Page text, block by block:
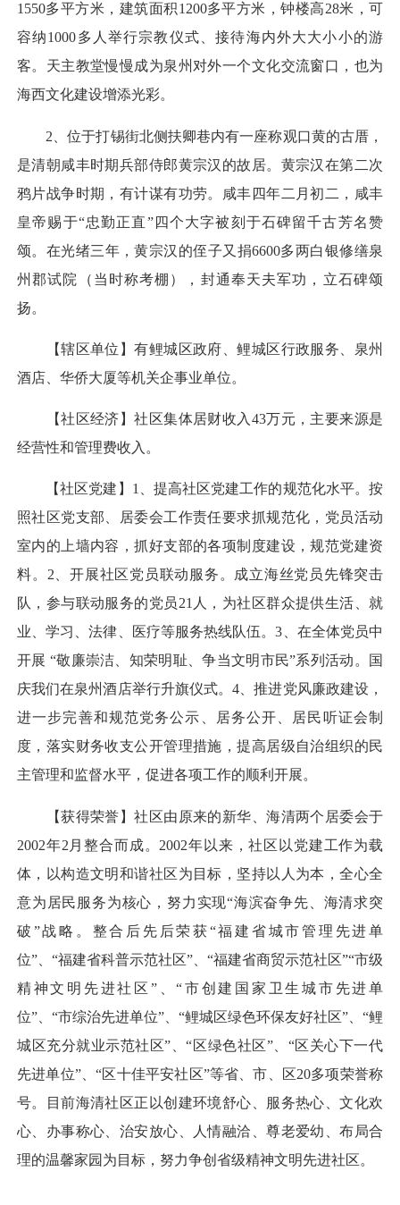
1550多平方米，建筑面积1200多平方米，钟楼高28米，可
容纳1000多人举行宗教仪式、接待海内外大大小小的游
客。天主教堂慢慢成为泉州对外一个文化交流窗口，也为
海西文化建设增添光彩。
2、位于打锡街北侧扶卿巷内有一座称观口黄的古厝，
是清朝咸丰时期兵部侍郎黄宗汉的故居。黄宗汉在第二次
鸦片战争时期，有计谋有功劳。咸丰四年二月初二，咸丰
皇帝赐于“忠勤正直”四个大字被刻于石碑留千古芳名赞
颂。在光绪三年，黄宗汉的侄子又捐6600多两白银修缮泉
州郡试院（当时称考棚），封通奉天夫军功，立石碑颂
扬。
【辖区单位】有鲤城区政府、鲤城区行政服务、泉州
酒店、华侨大厦等机关企事业单位。
【社区经济】社区集体居财收入43万元，主要来源是
经营性和管理费收入。
【社区党建】1、提高社区党建工作的规范化水平。按
照社区党支部、居委会工作责任要求抓规范化，党员活动
室内的上墙内容，抓好支部的各项制度建设，规范党建资
料。2、开展社区党员联动服务。成立海丝党员先锋突击
队，参与联动服务的党员21人，为社区群众提供生活、就
业、学习、法律、医疗等服务热线队伍。3、在全体党员中
开展 “敬廉崇洁、知荣明耻、争当文明市民”系列活动。国
庆我们在泉州酒店举行升旗仪式。4、推进党风廉政建设，
进一步完善和规范党务公示、居务公开、居民听证会制
度，落实财务收支公开管理措施，提高居级自治组织的民
主管理和监督水平，促进各项工作的顺利开展。
【获得荣誉】社区由原来的新华、海清两个居委会于
2002年2月整合而成。2002年以来，社区以党建工作为载
体，以构造文明和谐社区为目标，坚持以人为本，全心全
意为居民服务为核心，努力实现“海滨奋争先、海清求突
破”战略。整合后先后荣获“福建省城市管理先进单
位”、“福建省科普示范社区”、“福建省商贸示范社区”“市级
精神文明先进社区”、“市创建国家卫生城市先进单
位”、“市综治先进单位”、“鲤城区绿色环保友好社区”、“鲤
城区充分就业示范社区”、“区绿色社区”、“区关心下一代
先进单位”、“区十佳平安社区”等省、市、区20多项荣誉称
号。目前海清社区正以创建环境舒心、服务热心、文化欢
心、办事称心、治安放心、人情融洽、尊老爱幼、布局合
理的温馨家园为目标，努力争创省级精神文明先进社区。